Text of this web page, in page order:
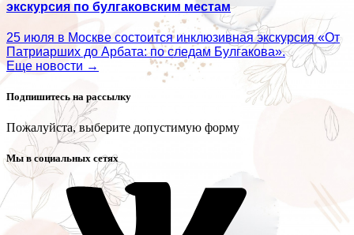
экскурсия по булгаковским местам
25 июля в Москве состоится инклюзивная экскурсия «От
Патриарших до Арбата: по следам Булгакова».
Еще новости →
Подпишитесь на рассылку
Пожалуйста, выберите допустимую форму
Мы в социальных сетях